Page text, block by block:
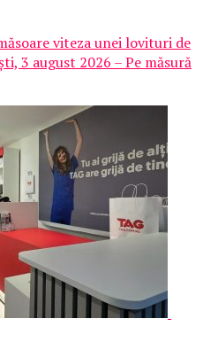
viteza unei lovituri de
3 august 2026 – Pe măsură